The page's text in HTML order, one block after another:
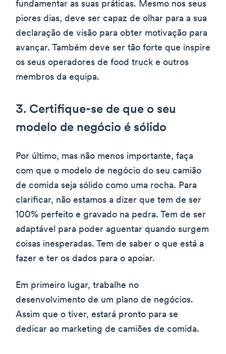
fundamentar as suas práticas. Mesmo nos seus
piores dias, deve ser capaz de olhar para a sua
declaração de visão para obter motivação para
avançar. Também deve ser tão forte que inspire
os seus operadores de food truck e outros
membros da equipa.
3. Certifique-se de que o seu
modelo de negócio é sólido
Por último, mas não menos importante, faça
com que o modelo de negócio do seu camião
de comida seja sólido como uma rocha. Para
clarificar, não estamos a dizer que tem de ser
100% perfeito e gravado na pedra. Tem de ser
adaptável para poder aguentar quando surgem
coisas inesperadas. Tem de saber o que está a
fazer e ter os dados para o apoiar.
Em primeiro lugar, trabalhe no
desenvolvimento de um plano de negócios.
Assim que o tiver, estará pronto para se
dedicar ao marketing de camiões de comida.